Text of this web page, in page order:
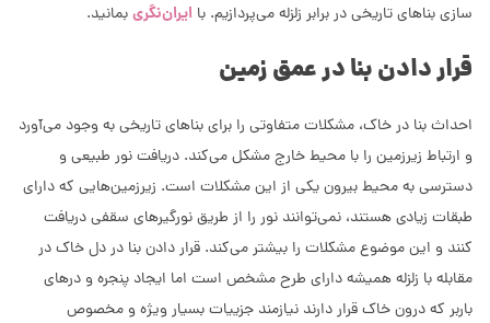
سازی بناهای تاریخی در برابر زلزله می‌پردازیم. با ایران‌نگریبمانید.
قرار دادن بنا در عمق زمین
احداث بنا در خاک، مشکلات‌ متفاوتی را برای بناهای تاریخی به وجود ‌می‌آورد
و ارتباط زیرزمین را با محیط خارج مشکل می‌کند. دریافت نور طبیعی و
دسترسی به محیط بیرون یکی از این مشکلات است. زیرزمین‌هایی که دارای
طبقات زیادی هستند، نمی‌توانند نور را از طریق نورگیرهای سقفی دریافت
کنند و این موضوع مشکلات را بیشتر می‌کند. قرار دادن بنا در دل خاک در
مقابله با زلزله همیشه دارای طرح مشخص است اما ایجاد پنجره و درهای
باربر که درون خاک قرار دارند نیازمند جزییات بسیار ویژه و مخصوص